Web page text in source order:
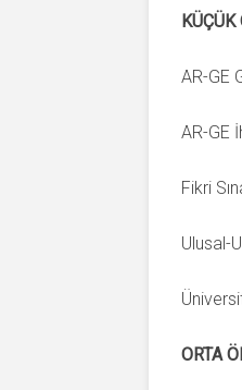
AR-GE
AR-GE
Fikri
Ulusal-
ORTA